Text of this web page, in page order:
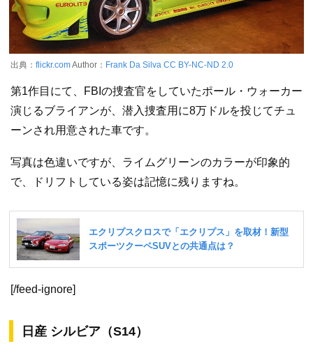
出典： flickr.comAuthor： Frank Da Silva CC BY-NC-ND 2.0
第1作目にて、FBIの捜査官をしていたポール・ウォーカー
演じるブライアンが、潜入捜査用に8万ドルを投じてチュ
ーンされ用意された車です。
写真は色違いですが、ライムグリーンのカラーが印象的
で、ドリフトしている姿は記憶に残りますね。
[/feed-ignore]
日産 シルビア（S14）